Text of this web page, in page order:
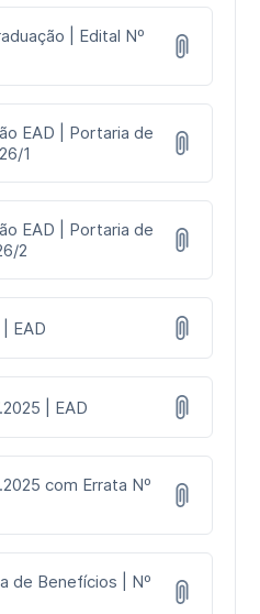
| Edital Nº
EAD | Portaria de
1
EAD | Portaria de
2
EAD
| EAD
com Errata Nº
de Benefícios | Nº